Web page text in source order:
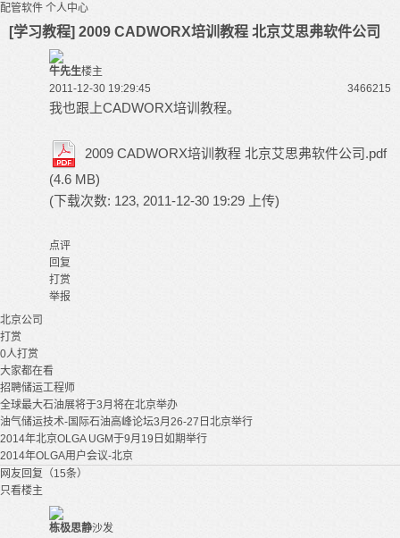
配管软件 个人中心
[学习教程] 2009 CADWORX培训教程 北京艾思弗软件公司
牛先生楼主
2011-12-30 19:29:45
3466215
我也跟上CADWORX培训教程。
2009 CADWORX培训教程 北京艾思弗软件公司.pdf
(4.6 MB)
(下载次数: 123, 2011-12-30 19:29 上传)
点评
回复
打赏
举报
北京公司
打赏
0人打赏
大家都在看
招聘储运工程师
全球最大石油展将于3月将在北京举办
油气储运技术-国际石油高峰论坛3月26-27日北京举行
2014年北京OLGA UGM于9月19日如期举行
2014年OLGA用户会议-北京
网友回复（15条）
只看楼主
栋极思静沙发